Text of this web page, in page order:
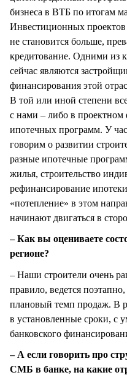
бизнеса в ВТБ по итогам
Инвестиционных проектов
не становится больше,
кредитование. Одними из
сейчас являются
финансирования этой
В той или иной степени
с нами – либо в
ипотечных программ. У
говорим о развитии
разные ипотечные
жилья, строительство
рефинансирование
«потепление» в этом
начинают двигаться в
– Как вы оцениваете
регионе?
– Наши строители очень
правило, ведется
плановый темп продаж. В
в установленные сроки, с
банковского
– А если говорить про
СМБ в банке, на какие